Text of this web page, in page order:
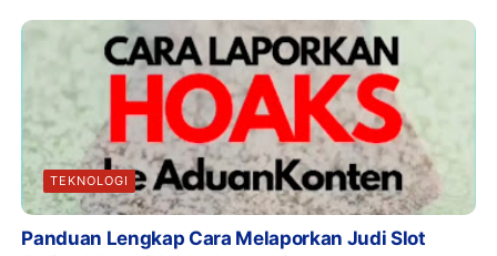
TEKNOLOGI
Panduan Lengkap Cara Melaporkan Judi Slot